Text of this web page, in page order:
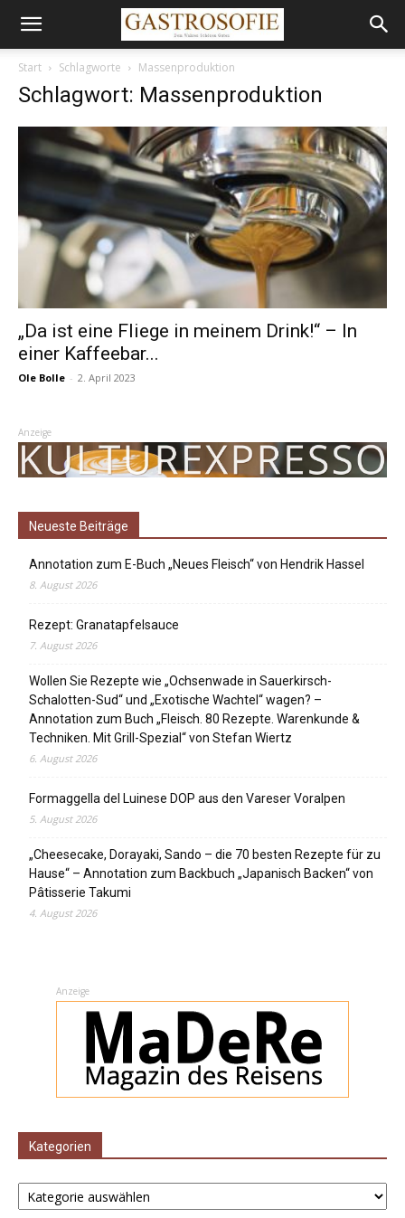
Start Schlagworte Massenproduktion
Schlagwort: Massenproduktion
„Da ist eine Fliege in meinem Drink!“ – In
einer Kaffeebar...
Ole Bolle - 2. April 2023
Anzeige
Neueste Beiträge
Annotation zum E-Buch „Neues Fleisch“ von Hendrik Hassel
8. August 2026
Rezept: Granatapfelsauce
7. August 2026
Wollen Sie Rezepte wie „Ochsenwade in Sauerkirsch-
Schalotten-Sud“ und „Exotische Wachtel“ wagen? –
Annotation zum Buch „Fleisch. 80 Rezepte. Warenkunde &
Techniken. Mit Grill-Spezial“ von Stefan Wiertz
6. August 2026
Formaggella del Luinese DOP aus den Vareser Voralpen
5. August 2026
„Cheesecake, Dorayaki, Sando – die 70 besten Rezepte für zu
Hause“ – Annotation zum Backbuch „Japanisch Backen“ von
Pâtisserie Takumi
4. August 2026
Anzeige
Kategorien
Kategorien